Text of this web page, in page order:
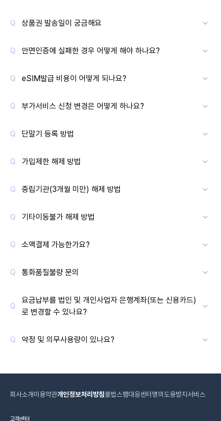
상품권 발송일이 궁금해요
안면인증에 실패한 경우 어떻게 해야 하나요?
eSIM발급 비용이 어떻게 되나요?
부가서비스 신청 변경은 어떻게 하나요?
단말기 등록 방법
가입제한 해제 방법
중립기관(3개월 미만) 해제 방법
기타이동불가 해제 방법
소액결제 가능한가요?
통화품질불량 문의
요금납부를 법인 및 개인사업자 은행계좌(또는 신용카드)
로 변경할 수 있나요?
약정 및 의무사용량이 있나요?
회사소개이용약관개인정보처리방침불법스팸대응센터 명의도용방지서비스
고객센터